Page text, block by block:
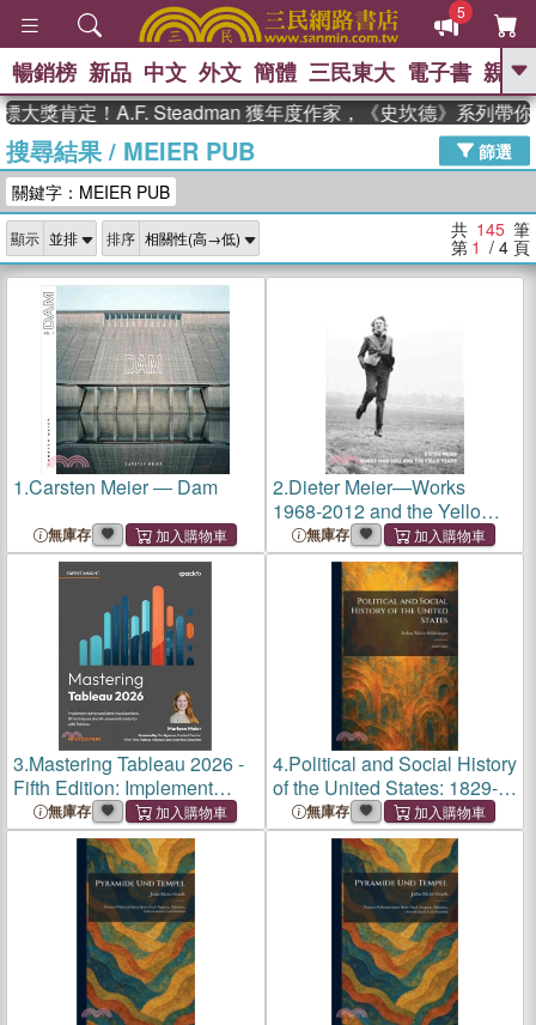
5
GO
熱搜： 高希均教授回憶錄
、 The Odyssey 、 父親節 、 如果歷
獎 臺灣漫遊錄 、 方念華 、 台灣的李
登輝時代
數學女孩：黎曼猜想 、
偉大的迷走神經
暢銷榜 新品 中文 外文 簡體 三民東大 電子書 親子
定！A.F. Steadman 獲年度作家，《史坎德》系列帶你踏上
搜尋結果/ MEIER PUB
篩選
關鍵字：MEIER PUB
顯示 排序 共 145 筆
第 1 / 4 頁
1.Carsten Meier ― Dam
無庫存
2.Dieter Meier—Works
1968-2012 and the Yello
Years無庫存
3.Mastering Tableau 2026 -
Fifth Edition: Implement
advanced data
visualizations, BI techniques
and AI-powered analytics
with Tableau
無庫存
4.Political and Social History
of the United States: 1829-
1925無庫存